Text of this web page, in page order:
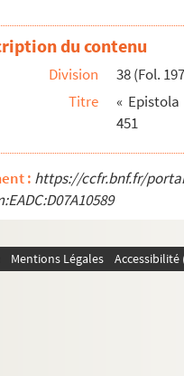
« De Ephod et Seraphin. » —
« Ad eandem exortatio. » —
« Ad eamdem, de alphabeto
« Ad Marcellam virginem,
« Ad eamdem, de exitu Lee
« Incipit de vita Aselle
« De honorandis parentibus. »
« Ad Eustochium, de
« De vita Marcelle. » — Migne,
du contenu
Division
38 (Fol.
Titre
«
451
: https://ccfr.bnf.fr/
Mentions Légales